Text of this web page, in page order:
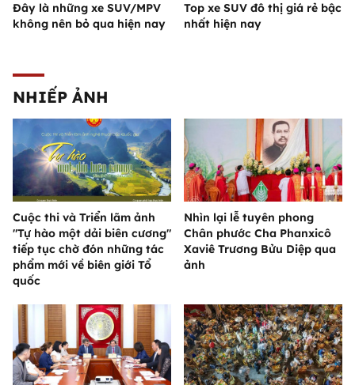
Đây là những xe SUV/MPV
không nên bỏ qua hiện nay
Top xe SUV đô thị giá rẻ bậc
nhất hiện nay
NHIẾP ẢNH
Cuộc thi và Triển lãm ảnh
"Tự hào một dải biên cương"
tiếp tục chờ đón những tác
phẩm mới về biên giới Tổ
quốc
Nhìn lại lễ tuyên phong
Chân phước Cha Phanxicô
Xaviê Trương Bửu Diệp qua
ảnh